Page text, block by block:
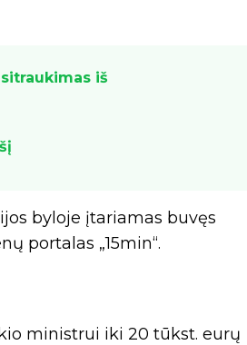
iš
byloje įtariamas buvęs
portalas „15min“.
ministrui iki 20 tūkst. eurų